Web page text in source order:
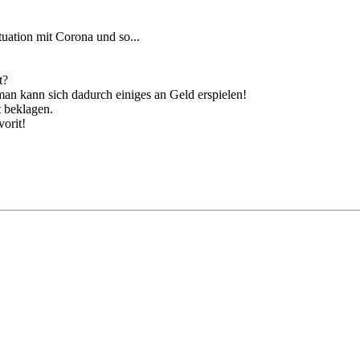
mit Corona und so...
kann sich dadurch einiges an Geld erspielen!